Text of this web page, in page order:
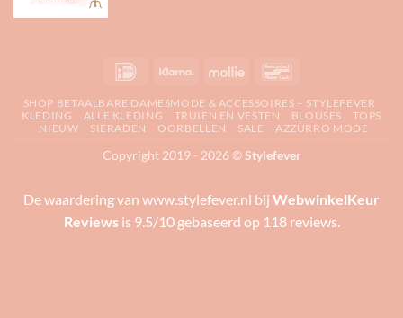
IDeal Klarna Mollie
SHOP BETAALBARE DAMESMODE & ACCESSOIRES – STYLEFEVER
KLEDING
ALLE KLEDING TRUIEN EN VESTEN BLOUSES
TOPS
NIEUW
SIERADEN OORBELLEN SALE AZZURRO MODE
Copyright 2019 - 2026 ©Stylefever
De waardering van www.stylefever.nl bij WebwinkelKeur
Reviewsis 9.5/10 gebaseerd op 118 reviews.